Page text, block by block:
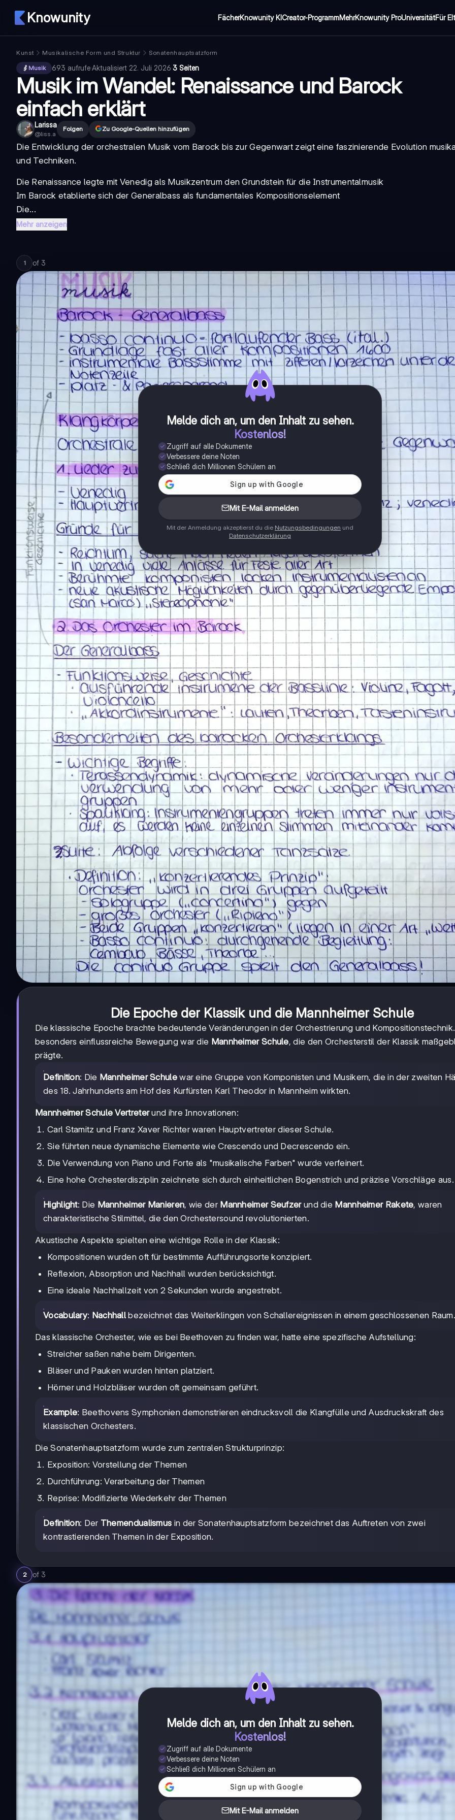
Knowunity FächerKnowunity KICreator-ProgrammMehrKnowunity ProUniversitätFür
Kunst Musikalische Form und Struktur
Sonatenhauptsatzform
Musik
693 aufrufe·Aktualisiert 22. Juli 2026·3 Seiten
Musik im Wandel: Renaissance und Barock
einfach erklärt
Larissa
@liss.a
Folgen Zu Google-Quellen hinzufügen
Die Entwicklung der orchestralen Musik vom Barock bis zur Gegenwart zeigt eine faszinierende Evolution
und Techniken.
Die Renaissance legte mit Venedig als Musikzentrum den Grundstein für die Instrumentalmusik
Im Barock etablierte sich der Generalbass als fundamentales Kompositionselement
Die...
Mehr anzeigen
1 of 3
Melde dich an, um den Inhalt zu sehen.
Kostenlos!
Zugriff auf alle Dokumente
Verbessere deine Noten
Schließ dich Millionen Schülern an
Mit E-Mail anmelden
Mit der Anmeldung akzeptierst du die Nutzungsbedingungen und
Datenschutzerklärung
Die Epoche der Klassik und die Mannheimer Schule
Die klassische Epoche brachte bedeutende Veränderungen in der Orchestrierung und
besonders einflussreiche Bewegung war die Mannheimer Schule, die den Orchesterstil der Klassik
prägte.
Definition: Die Mannheimer Schulewar eine Gruppe von Komponisten und Musikern, die in der zweiten
des 18. Jahrhunderts am Hof des Kurfürsten Karl Theodor in Mannheim wirkten.
Mannheimer Schule Vertreterund ihre Innovationen:
Carl Stamitz und Franz Xaver Richter waren Hauptvertreter dieser Schule.
Sie führten neue dynamische Elemente wie Crescendo und Decrescendo ein.
Die Verwendung von Piano und Forte als "musikalische Farben" wurde verfeinert.
Eine hohe Orchesterdisziplin zeichnete sich durch einheitlichen Bogenstrich und präzise Vorschläge aus.
Highlight: Die Mannheimer Manieren, wie der Mannheimer Seufzerund die Mannheimer Rakete, waren
charakteristische Stilmittel, die den Orchestersound revolutionierten.
Akustische Aspekte spielten eine wichtige Rolle in der Klassik:
Kompositionen wurden oft für bestimmte Aufführungsorte konzipiert.
Reflexion, Absorption und Nachhall wurden berücksichtigt.
Eine ideale Nachhallzeit von 2 Sekunden wurde angestrebt.
Vocabulary: Nachhall bezeichnet das Weiterklingen von Schallereignissen in einem geschlossenen
Das klassische Orchester, wie es bei Beethoven zu finden war, hatte eine spezifische Aufstellung:
Streicher saßen nahe beim Dirigenten.
Bläser und Pauken wurden hinten platziert.
Hörner und Holzbläser wurden oft gemeinsam geführt.
Example: Beethovens Symphonien demonstrieren eindrucksvoll die Klangfülle und Ausdruckskraft des
klassischen Orchesters.
Die Sonatenhauptsatzform wurde zum zentralen Strukturprinzip:
Exposition: Vorstellung der Themen
Durchführung: Verarbeitung der Themen
Reprise: Modifizierte Wiederkehr der Themen
Definition: Der Themendualismus in der Sonatenhauptsatzform bezeichnet das Auftreten von zwei
kontrastierenden Themen in der Exposition.
2 of 3
Melde dich an, um den Inhalt zu sehen.
Kostenlos!
Zugriff auf alle Dokumente
Verbessere deine Noten
Schließ dich Millionen Schülern an
Mit E-Mail anmelden